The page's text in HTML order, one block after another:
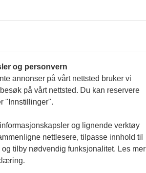
Reportasje
Produkter
Jobbmarked
og personvern
annonser på vårt nettsted bruker vi
på vårt nettsted. Du kan reservere
"Innstillinger".
og lignende verktøy
nettlesere, tilpasse innhold til
tilby nødvendig funksjonalitet. Les mer